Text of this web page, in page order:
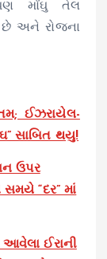
પણ મોંઘુ તેલ
અને રોજના
ઈઝરાયેલ-
સાબિત થયુ!
ઉપર
સમયે “દર” માં
ઈરાની